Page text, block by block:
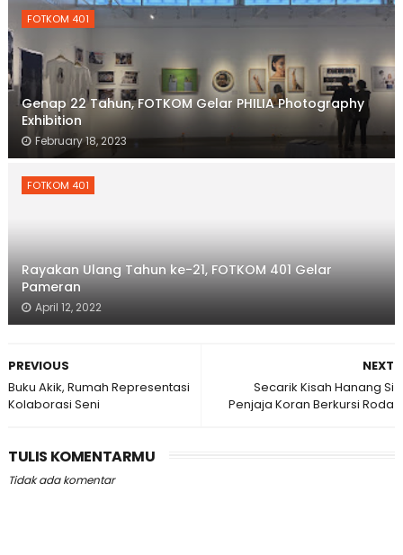
FOTKOM 401
Genap 22 Tahun, FOTKOM Gelar PHILIA Photography
Exhibition
February 18, 2023
FOTKOM 401
Rayakan Ulang Tahun ke-21, FOTKOM 401 Gelar
Pameran
April 12, 2022
NEXT
Secarik Kisah Hanang Si
Penjaja Koran Berkursi Roda
PREVIOUS
Buku Akik, Rumah Representasi
Kolaborasi Seni
TULIS KOMENTARMU
Tidak ada komentar